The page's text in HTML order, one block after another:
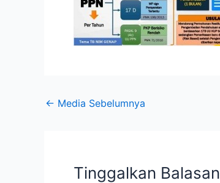
← Media Sebelumnya
Tinggalkan Balasan